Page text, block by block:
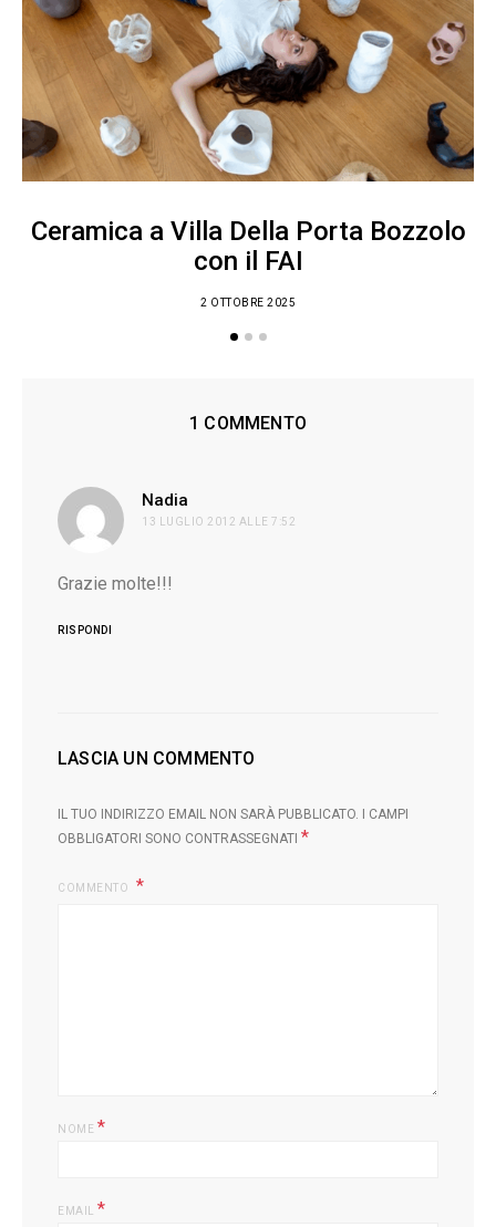
Ceramica a Villa Della Porta Bozzolo
con il FAI
2 OTTOBRE 2025
1 COMMENTO
Nadia
detto:
13 LUGLIO 2012 ALLE 7:52
Grazie molte!!!
RISPONDI
LASCIA UN COMMENTO
IL TUO INDIRIZZO EMAIL NON SARÀ PUBBLICATO.
I CAMPI
OBBLIGATORI SONO CONTRASSEGNATI *
COMMENTO
NOME *
EMAIL *